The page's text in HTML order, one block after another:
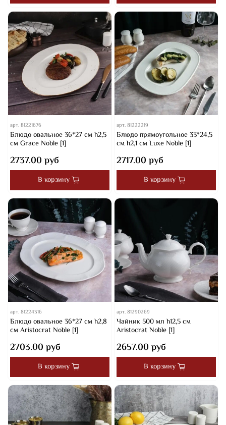
арт.81221676
Блюдо овальное 36*27 см h2,5
см Grace Noble [1]
2737.00 руб
В корзину
арт.81222219
Блюдо прямоугольное 33*24,5
см h2,1 см Luxe Noble [1]
2717.00 руб
В корзину
арт.81224316
Блюдо овальное 36*27 см h2,8
см Aristocrat Noble [1]
2703.00 руб
В корзину
арт.81290269
Чайник 500 мл h12,5 см
Aristocrat Noble [1]
2657.00 руб
В корзину